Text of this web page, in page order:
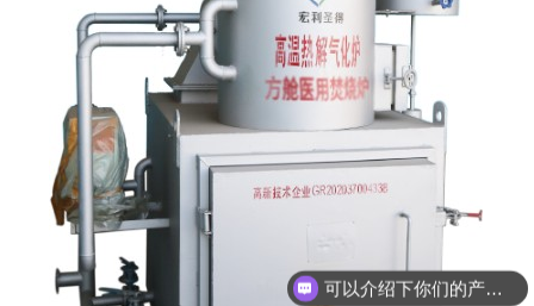
可以介绍下你们的产品么？